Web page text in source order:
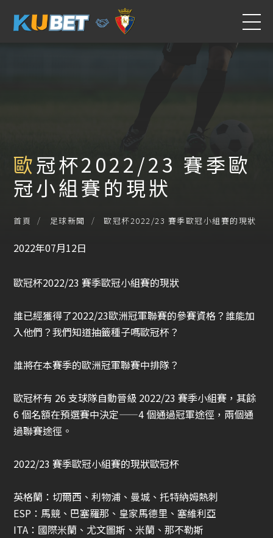
歐冠杯2022/23 賽季歐
冠小組賽的現狀
首頁 足球新聞 歐冠杯2022/23 賽季歐冠小組賽的現狀
2022年07月12日
歐冠杯2022/23 賽季歐冠小組賽的現狀
誰已經獲得了2022/23歐洲冠軍聯賽的參賽資格？誰能加
入他們？我們知道抽籤種子嗎歐冠杯 ？
誰將在本賽季的歐洲冠軍聯賽中排隊？
歐冠杯有 26 支球隊自動晉級 2022/23 賽季小組賽，其餘
6 個名額在預選賽中決定——4 個通過冠軍途徑，兩個通
過聯賽途徑。
2022/23 賽季歐冠小組賽的現狀歐冠杯
英格蘭：切爾西、利物浦、曼城、托特納姆熱刺
ESP：馬競、巴塞羅那、皇家馬德里、塞維利亞
ITA：國際米蘭、尤文圖斯、米蘭、那不勒斯